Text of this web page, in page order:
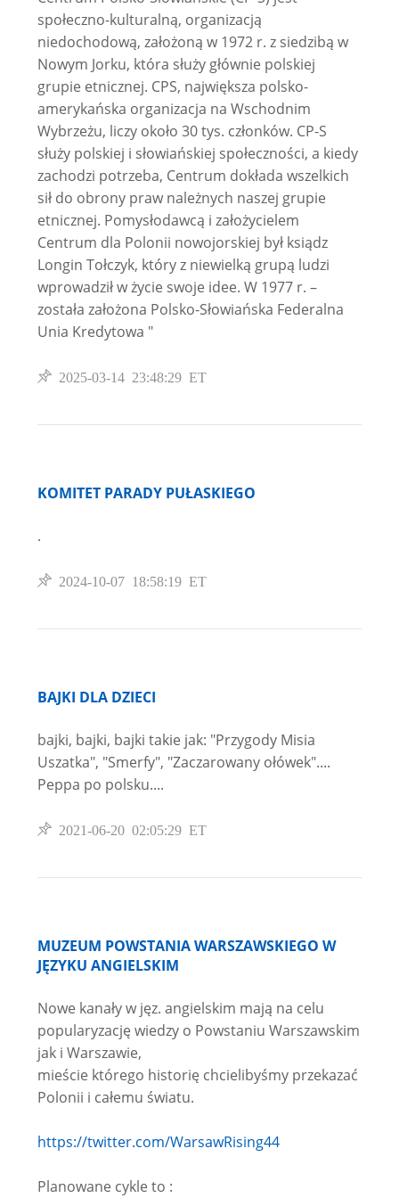
społeczno-kulturalną, organizacją
niedochodową, założoną w 1972 r. z siedzibą w
Nowym Jorku, która służy głównie polskiej
grupie etnicznej. CPS, największa polsko-
amerykańska organizacja na Wschodnim
Wybrzeżu, liczy około 30 tys. członków. CP-S
służy polskiej i słowiańskiej społeczności, a kiedy
zachodzi potrzeba, Centrum dokłada wszelkich
sił do obrony praw należnych naszej grupie
etnicznej. Pomysłodawcą i założycielem
Centrum dla Polonii nowojorskiej był ksiądz
Longin Tołczyk, który z niewielką grupą ludzi
wprowadził w życie swoje idee. W 1977 r. –
została założona Polsko-Słowiańska Federalna
Unia Kredytowa "
2025-03-14 23:48:29 ET
KOMITET PARADY PUŁASKIEGO
.
2024-10-07 18:58:19 ET
BAJKI DLA DZIECI
bajki, bajki, bajki takie jak: "Przygody Misia
Uszatka", "Smerfy", "Zaczarowany ołówek"....
Peppa po polsku....
2021-06-20 02:05:29 ET
MUZEUM POWSTANIA WARSZAWSKIEGO W
JĘZYKU ANGIELSKIM
Nowe kanały w jęz. angielskim mają na celu
popularyzację wiedzy o Powstaniu Warszawskim
jak i Warszawie,
mieście którego historię chcielibyśmy przekazać
Polonii i całemu światu.
https://twitter.com/WarsawRising44
Planowane cykle to :